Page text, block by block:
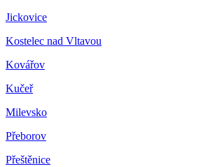
Jickovice
Kostelec nad Vltavou
Kovářov
Kučeř
Milevsko
Přeborov
Přeštěnice